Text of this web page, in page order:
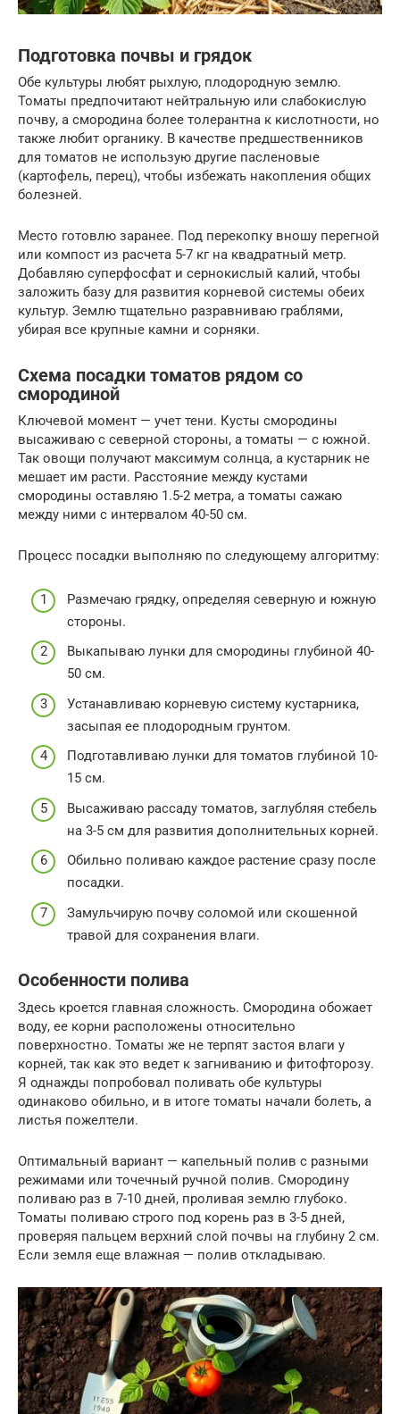
Подготовка почвы и грядок
Обе культуры любят рыхлую, плодородную землю.
Томаты предпочитают нейтральную или слабокислую
почву, а смородина более толерантна к кислотности, но
также любит органику. В качестве предшественников
для томатов не использую другие пасленовые
(картофель, перец), чтобы избежать накопления общих
болезней.
Место готовлю заранее. Под перекопку вношу перегной
или компост из расчета 5-7 кг на квадратный метр.
Добавляю суперфосфат и сернокислый калий, чтобы
заложить базу для развития корневой системы обеих
культур. Землю тщательно разравниваю граблями,
убирая все крупные камни и сорняки.
Схема посадки томатов рядом со
смородиной
Ключевой момент — учет тени. Кусты смородины
высаживаю с северной стороны, а томаты — с южной.
Так овощи получают максимум солнца, а кустарник не
мешает им расти. Расстояние между кустами
смородины оставляю 1.5-2 метра, а томаты сажаю
между ними с интервалом 40-50 см.
Процесс посадки выполняю по следующему алгоритму:
Размечаю грядку, определяя северную и южную
стороны.
Выкапываю лунки для смородины глубиной 40-
50 см.
Устанавливаю корневую систему кустарника,
засыпая ее плодородным грунтом.
Подготавливаю лунки для томатов глубиной 10-
15 см.
Высаживаю рассаду томатов, заглубляя стебель
на 3-5 см для развития дополнительных корней.
Обильно поливаю каждое растение сразу после
посадки.
Замульчирую почву соломой или скошенной
травой для сохранения влаги.
Особенности полива
Здесь кроется главная сложность. Смородина обожает
воду, ее корни расположены относительно
поверхностно. Томаты же не терпят застоя влаги у
корней, так как это ведет к загниванию и фитофторозу.
Я однажды попробовал поливать обе культуры
одинаково обильно, и в итоге томаты начали болеть, а
листья пожелтели.
Оптимальный вариант — капельный полив с разными
режимами или точечный ручной полив. Смородину
поливаю раз в 7-10 дней, проливая землю глубоко.
Томаты поливаю строго под корень раз в 3-5 дней,
проверяя пальцем верхний слой почвы на глубину 2 см.
Если земля еще влажная — полив откладываю.